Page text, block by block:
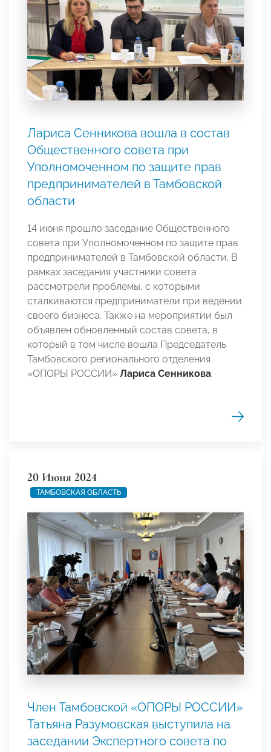
Лариса Сенникова вошла в состав
Общественного совета при
Уполномоченном по защите прав
предпринимателей в Тамбовской
области
14 июня прошло заседание Общественного
совета при Уполномоченном по защите прав
предпринимателей в Тамбовской области. В
рамках заседания участники совета
рассмотрели проблемы, с которыми
сталкиваются предприниматели при ведении
своего бизнеса. Также на мероприятии был
объявлен обновленный состав совета, в
который в том числе вошла Председатель
Тамбовского регионального отделения
«ОПОРЫ РОССИИ» Лариса Сенникова.
20 Июня 2024
ТАМБОВСКАЯ ОБЛАСТЬ
Член Тамбовской «ОПОРЫ РОССИИ»
Татьяна Разумовская выступила на
заседании Экспертного совета по